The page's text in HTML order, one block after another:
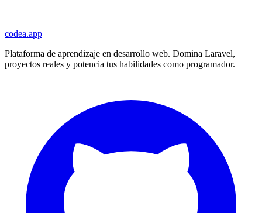
codea.app
Plataforma de aprendizaje en desarrollo web. Domina Laravel,
proyectos reales y potencia tus habilidades como programador.